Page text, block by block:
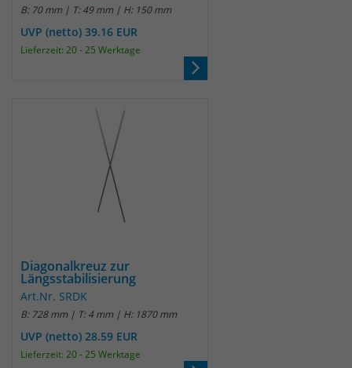
B: 70 mm | T: 49 mm | H: 150 mm
UVP (netto) 39.16 EUR
Lieferzeit: 20 - 25 Werktage
Diagonalkreuz zur
Längsstabilisierung
Art.Nr. SRDK
B: 728 mm | T: 4 mm | H: 1870 mm
UVP (netto) 28.59 EUR
Lieferzeit: 20 - 25 Werktage
Anbieter Matomo
Laufzeit wenige Sekunden
Cookies zu setzen. Es wird direkt nach
demTest wieder gelöscht.